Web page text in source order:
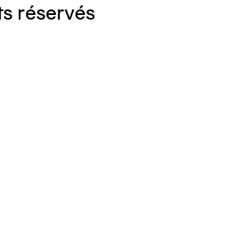
réservés